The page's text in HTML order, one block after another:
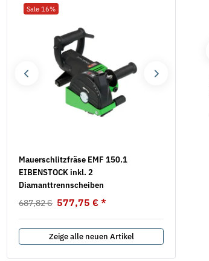
Sicherungsscheiben
Form VS mech. verzinkt
Sechskantschrauben
DIN 931 8.8 galv.
verzinkt
Sale 16%
Mauerschlitzfräse EMF 150.1
EIBENSTOCK inkl. 2
Diamanttrennscheiben
687,82 € 577,75 € *
Zeige alle neuen Artikel